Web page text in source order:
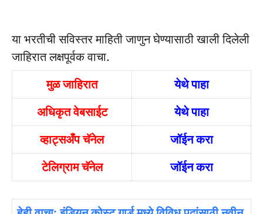
या भरतीची सविस्तर माहिती जाणुन घेण्यासाठी खाली दिलेली
जाहिरात लक्षपूर्वक वाचा.
मुळ जाहिरात
येथे पाहा
अधिकृत वेबसाईट
येथे पाहा
व्हाट्सअँप चॅनेल
जॉईन करा
टेलिग्राम चॅनेल
जॉईन करा